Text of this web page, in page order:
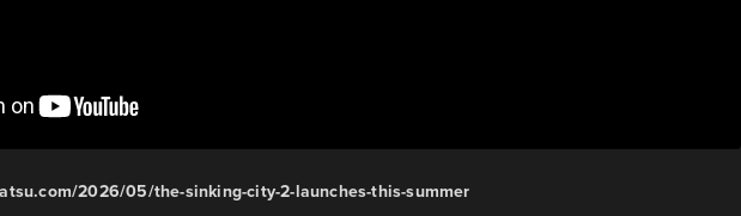
2026/05/the-sinking-city-2-launches-this-summer